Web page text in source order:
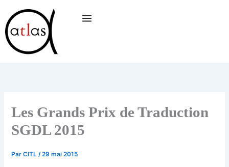
au
contenu
Les Grands Prix de Traduction
SGDL 2015
ParCITL/29 mai 2015